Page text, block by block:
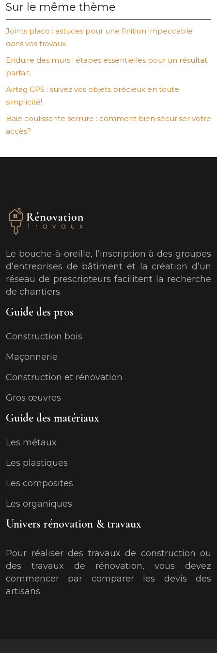
Sur le même thème
Joints placo : astuces pour une finition impeccable
dans vos travaux.
Enduire des murs : étapes essentielles pour un résultat
parfait.
Airtag GPS : suivez vos objets précieux en toute
simplicité!
Baie coulissante serrure : comment bien sécuriser votre
accès?
Le bouche-à-oreille, l’inscription à des groupes
d’entreprises de bâtiment et la création d’un
réseau de prescripteurs facilitent la recherche
de chantiers.
Guide des pros
Construction bois
Maçonnerie
Construction et rénovation
Gros œuvres
Guide des matériaux
Les métaux
Les plastiques
Les composites
Les organiques
Univers rénovation & travaux
Pour réaliser des travaux de construction ou
des travaux de rénovation, vous devez
commencer par comparer les devis des
artisans.